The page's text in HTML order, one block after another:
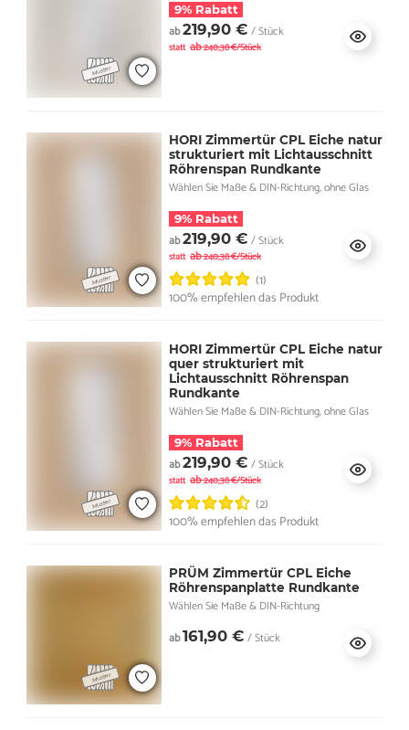
9% Rabatt
ab219,90 € / Stück
statt ab240,38 €/Stück
HORI Zimmertür CPL Eiche natur
strukturiert mit Lichtausschnitt
Röhrenspan Rundkante
Wählen Sie Maße & DIN-Richtung, ohne Glas
9% Rabatt
ab219,90 € / Stück
statt ab240,38 €/Stück
(1)
100% empfehlen das Produkt
HORI Zimmertür CPL Eiche natur
quer strukturiert mit
Lichtausschnitt Röhrenspan
Rundkante
Wählen Sie Maße & DIN-Richtung, ohne Glas
9% Rabatt
ab219,90 € / Stück
statt ab240,38 €/Stück
(2)
100% empfehlen das Produkt
PRÜM Zimmertür CPL Eiche
Röhrenspanplatte Rundkante
Wählen Sie Maße & DIN-Richtung
ab161,90 € / Stück